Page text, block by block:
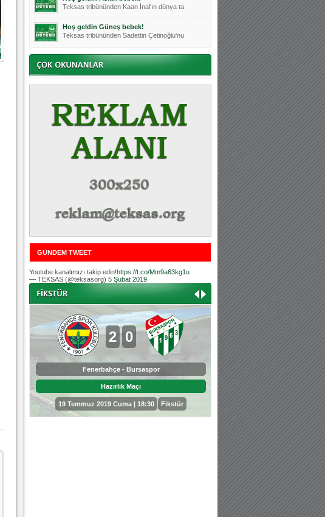
Teksas tribününden Kaan İnal'ın dünya ta
Hoş geldin Güneş bebek!
Teksas tribününden Sadettin Çetinoğlu'nu
Mutluluklar Ceyhun Tetik
Teksas tribünlerinin sevilen isimlerinde
Bursasporumuzun önü açılsın is
Hoş geldin Alaz Bebek!
Teksas.org sistem yöneticisi, ekibimizin
Hoş geldin Göktuğ Bebek!
Teksas.org ekibimizden ve tribünlerimizi
Teksas tribünlerinden Basri İleri'nin dü
Hoş geldin Kerem Bebek!
Tribünlerimizden Mesut Ulusoy'un (Duka)
Hoş geldin Aslan bebek!
Teksas tribününden Kaan İnal'ın dünya ta
Hoş geldin Güneş bebek!
Teksas tribününden Sadettin Çetinoğlu'nu
GÜNDEM TWEET
Youtube kanalımızı takip edin!https://t.co/Mm9a63kg1u
— TEKSAS (@teksasorg) 5 Şubat 2019
2 0
Fenerbahçe - Bursaspor
Hazırlık Maçı
19 Temmuz 2019 Cuma | 18:30 Fikstür
0 3
Bursaspor - Sepahan
Hazırlık Maçı
25 Temmuz 2019 Perşembe |